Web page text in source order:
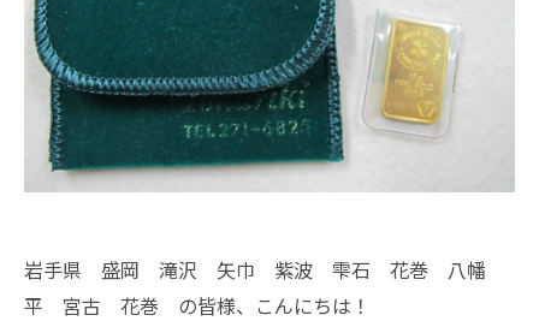
岩手県 盛岡 滝沢 矢巾 紫波 雫石 花巻 八幡
平 宮古 花巻 の皆様、こんにちは！